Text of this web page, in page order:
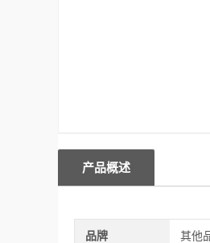
产品概述
品牌 其他